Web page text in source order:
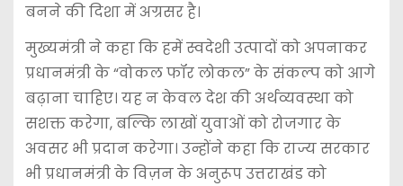
बनने की दिशा में अग्रसर है।
मुख्यमंत्री ने कहा कि हमें स्वदेशी उत्पादों को अपनाकर
प्रधानमंत्री के “वोकल फॉर लोकल” के संकल्प को आगे
बढ़ाना चाहिए। यह न केवल देश की अर्थव्यवस्था को
सशक्त करेगा, बल्कि लाखों युवाओं को रोजगार के
अवसर भी प्रदान करेगा। उन्होंने कहा कि राज्य सरकार
भी प्रधानमंत्री के विज़न के अनुरूप उत्तराखंड को